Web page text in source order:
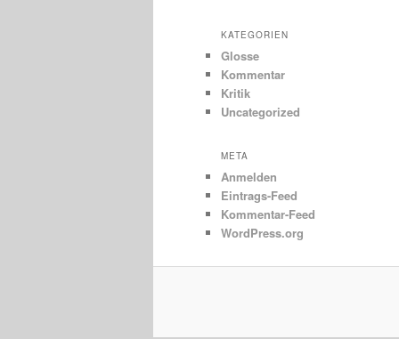
KATEGORIEN
Glosse
Kommentar
Kritik
Uncategorized
META
Anmelden
Eintrags-Feed
Kommentar-Feed
WordPress.org